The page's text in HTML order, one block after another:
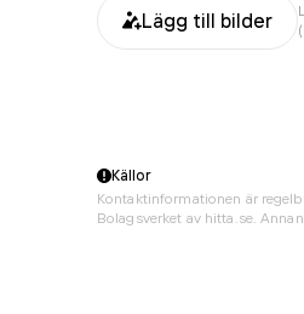
Lägg till bilder
Källor
Kontaktinformationen är
Bolagsverket av hitta.se.